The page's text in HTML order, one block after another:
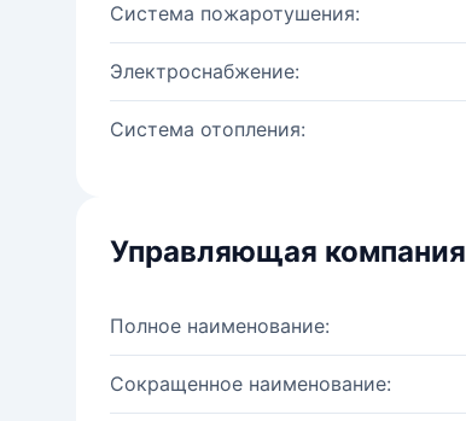
Система пожаротушения:
Электроснабжение:
Система отопления:
Управляющая компания
Полное наименование:
Сокращенное наименование: